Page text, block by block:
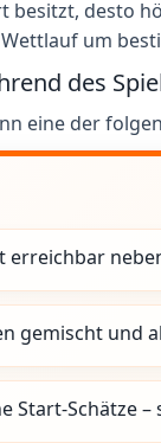
besitzt, desto
um
des
eine der
erreichbar
gemischt und
Start-Schätze